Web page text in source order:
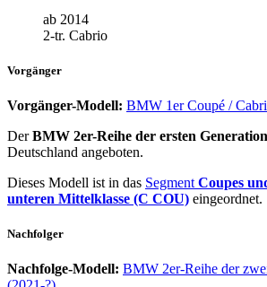
ab 2014
2-tr. Cabrio
Vorgänger
Vorgänger-Modell: BMW 1er Coupé /
DerBMW 2er-Reihe der ersten Generation
Deutschland angeboten.
Dieses Modell ist in das Segment Coupes
unteren Mittelklasse (C COU) eingeordnet.
Nachfolger
Nachfolge-Modell: BMW 2er-Reihe der